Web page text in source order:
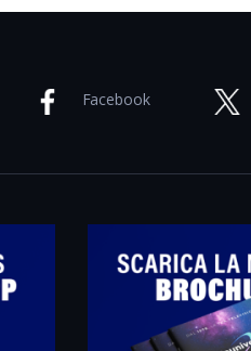
Facebook